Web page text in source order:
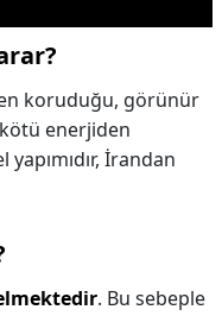
koruduğu, görünür
enerjiden
yapımıdır, İrandan
. Bu sebeple